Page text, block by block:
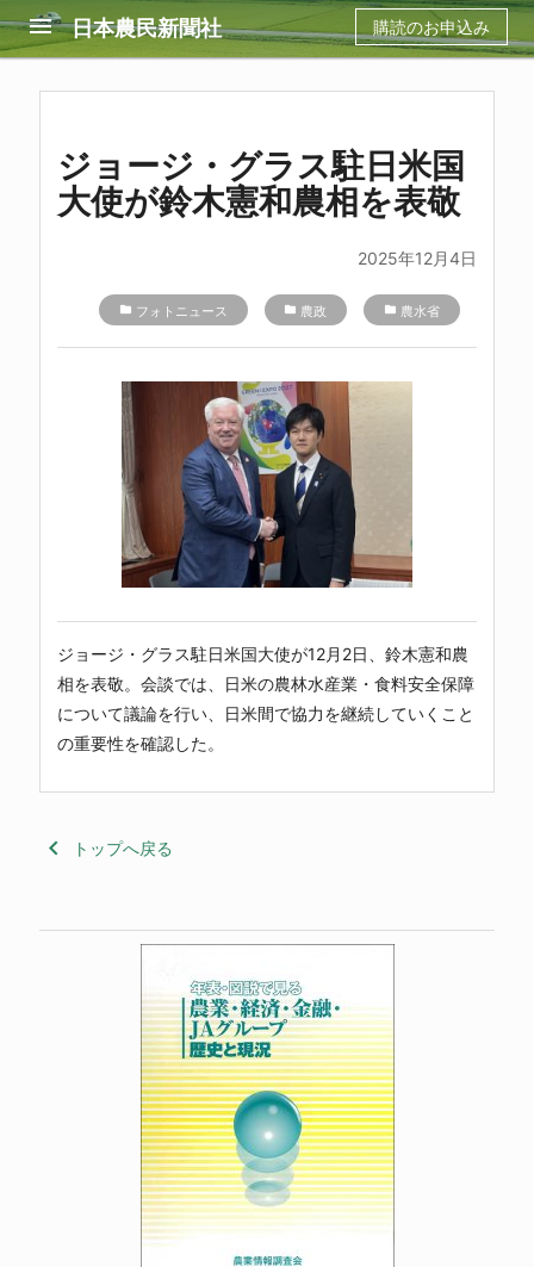
menu 日本農民新聞社 購読のお申込み
ジョージ・グラス駐日米国
大使が鈴木憲和農相を表敬
2025年12月4日
folder フォトニュース folder 農政 folder 農水省
ジョージ・グラス駐日米国大使が12月2日、鈴木憲和農
相を表敬。会談では、日米の農林水産業・食料安全保障
について議論を行い、日米間で協力を継続していくこと
の重要性を確認した。
keyboard_arrow_left トップへ戻る